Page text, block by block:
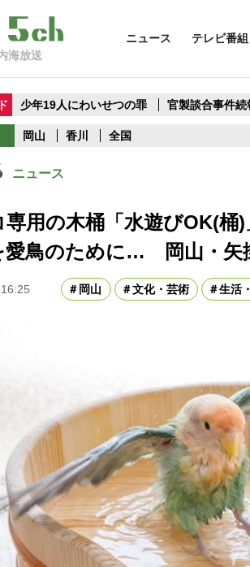
海放送
ニュース テレビ番組
少年19人にわいせつの罪 官製談合事件続
岡山 香川 全国
ニュース
専用の木桶「水遊びOK(
愛鳥のために… 岡山・矢
岡山 文化・芸術 生活